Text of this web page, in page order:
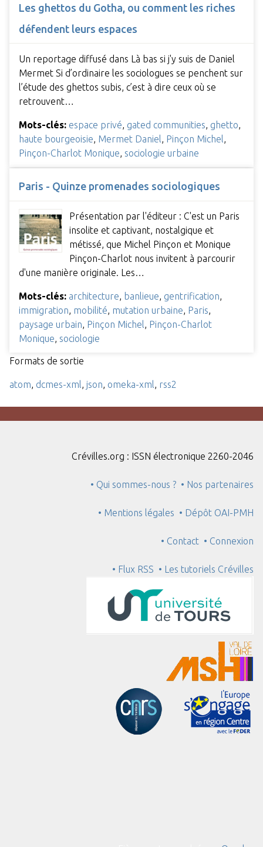
Les ghettos du Gotha, ou comment les riches
défendent leurs espaces
Un reportage diffusé dans Là bas si j'y suis de Daniel
Mermet Si d’ordinaire les sociologues se penchent sur
l’étude des ghettos subis, c’est à dire ceux où se
retrouvent…
Mots-clés: espace privé, gated communities, ghetto,
haute bourgeoisie, Mermet Daniel, Pinçon Michel,
Pinçon-Charlot Monique, sociologie urbaine
Paris - Quinze promenades sociologiques
Présentation par l'éditeur : C'est un Paris
insolite et captivant, nostalgique et
métissé, que Michel Pinçon et Monique
Pinçon-Charlot nous invitent à parcourir
d'une manière originale. Les…
Mots-clés: architecture, banlieue, gentrification,
immigration, mobilité, mutation urbaine, Paris,
paysage urbain, Pinçon Michel, Pinçon-Charlot
Monique, sociologie
Formats de sortie
atom, dcmes-xml, json, omeka-xml, rss2
Crévilles.org : ISSN électronique 2260-2046
• Qui sommes-nous ? • Nos partenaires
• Mentions légales • Dépôt OAI-PMH
• Contact • Connexion
• Flux RSS • Les tutoriels Crévilles